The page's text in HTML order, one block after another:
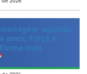
aquelas
amor, força e
mais
2026